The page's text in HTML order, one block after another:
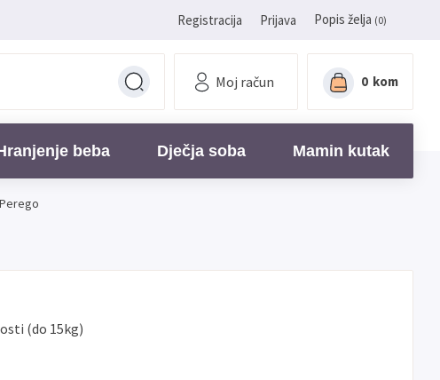
Registracija Prijava Popis želja (0)
Moj račun 0 kom
beba Dječja soba Mamin kutak
(do 15kg)